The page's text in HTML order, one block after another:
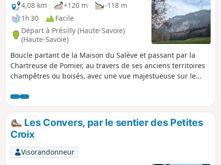
4,08 km
+120 m
-118 m
1h 30
Facile
Départ à Présilly (Haute-Savoie)
(Haute-Savoie)
Boucle partant de la Maison du Salève et passant par la
Chartreuse de Pomier, au travers de ses anciens territoires
champêtres ou boisés, avec une vue majestueuse sur le
Les Convers, par le sentier des Petites
Croix
Visorandonneur